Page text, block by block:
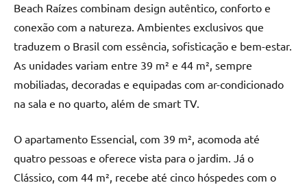
Beach Raízes combinam design autêntico, conforto e
conexão com a natureza. Ambientes exclusivos que
traduzem o Brasil com essência, sofisticação e bem-estar.
As unidades variam entre 39 m² e 44 m², sempre
mobiliadas, decoradas e equipadas com ar-condicionado
na sala e no quarto, além de smart TV.
O apartamento Essencial, com 39 m², acomoda até
quatro pessoas e oferece vista para o jardim. Já o
Clássico, com 44 m², recebe até cinco hóspedes com o